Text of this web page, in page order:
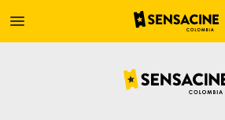
menu